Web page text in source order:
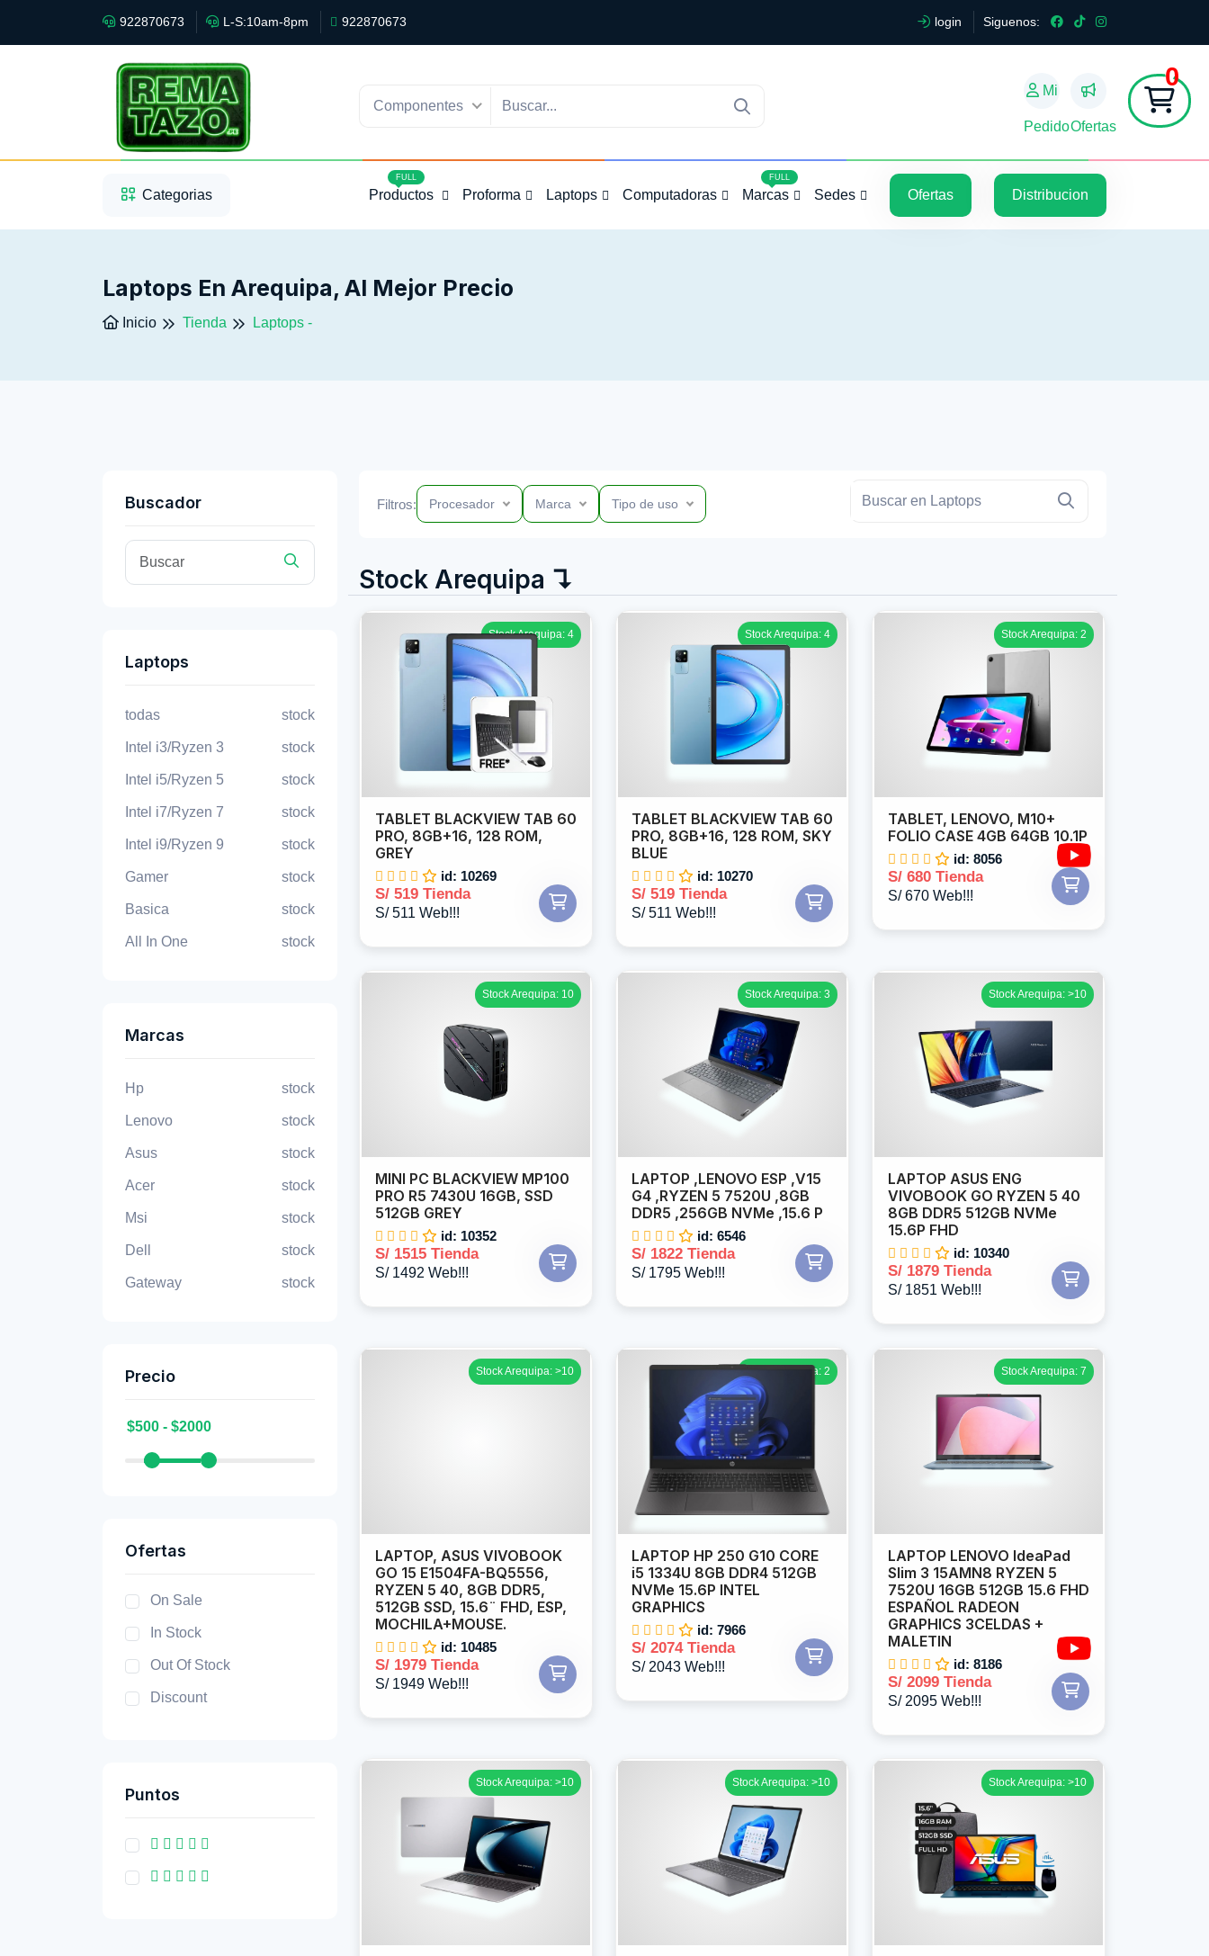
922870673 L-S:10am-8pm 922870673 login Siguenos:
Componentes
Mi
PedidoOfertas
0
5
Categorias
Productos
FULL
Proforma Laptops Computadoras Marcas
FULL
Sedes Ofertas Distribucion
Laptops En Arequipa, Al Mejor Precio
Inicio Tienda Laptops -
Buscador
Laptops
todas stock
Intel i3/Ryzen 3 stock
Intel i5/Ryzen 5 stock
Intel i7/Ryzen 7 stock
Intel i9/Ryzen 9 stock
Gamer stock
Basica stock
All In One stock
Marcas
Hp stock
Lenovo stock
Asus stock
Acer stock
Msi stock
Dell stock
Gateway stock
Precio
Ofertas
On Sale
In Stock
Out Of Stock
Discount
Puntos
Filtros: Procesador Marca Tipo de uso
Stock Arequipa ↴
Stock Arequipa: 4
TABLET BLACKVIEW TAB 60
PRO, 8GB+16, 128 ROM,
GREY
id: 10269
S/ 519 Tienda
S/ 511 Web!!!
Stock Arequipa: 4
TABLET BLACKVIEW TAB 60
PRO, 8GB+16, 128 ROM, SKY
BLUE
id: 10270
S/ 519 Tienda
S/ 511 Web!!!
Stock Arequipa: 2
TABLET, LENOVO, M10+
FOLIO CASE 4GB 64GB 10.1P
id: 8056
S/ 680 Tienda
S/ 670 Web!!!
Stock Arequipa: 10
MINI PC BLACKVIEW MP100
PRO R5 7430U 16GB, SSD
512GB GREY
id: 10352
S/ 1515 Tienda
S/ 1492 Web!!!
Stock Arequipa: 3
LAPTOP ,LENOVO ESP ,V15
G4 ,RYZEN 5 7520U ,8GB
DDR5 ,256GB NVMe ,15.6 P
id: 6546
S/ 1822 Tienda
S/ 1795 Web!!!
Stock Arequipa: >10
LAPTOP ASUS ENG
VIVOBOOK GO RYZEN 5 40
8GB DDR5 512GB NVMe
15.6P FHD
id: 10340
S/ 1879 Tienda
S/ 1851 Web!!!
Stock Arequipa: >10
LAPTOP, ASUS VIVOBOOK
GO 15 E1504FA-BQ5556,
RYZEN 5 40, 8GB DDR5,
512GB SSD, 15.6¨ FHD, ESP,
MOCHILA+MOUSE.
id: 10485
S/ 1979 Tienda
S/ 1949 Web!!!
Stock Arequipa: 2
LAPTOP HP 250 G10 CORE
i5 1334U 8GB DDR4 512GB
NVMe 15.6P INTEL
GRAPHICS
id: 7966
S/ 2074 Tienda
S/ 2043 Web!!!
Stock Arequipa: 7
LAPTOP LENOVO IdeaPad
Slim 3 15AMN8 RYZEN 5
7520U 16GB 512GB 15.6 FHD
ESPAÑOL RADEON
GRAPHICS 3CELDAS +
MALETIN
id: 8186
S/ 2099 Tienda
S/ 2095 Web!!!
Stock Arequipa: >10 Stock Arequipa: >10 Stock Arequipa: >10